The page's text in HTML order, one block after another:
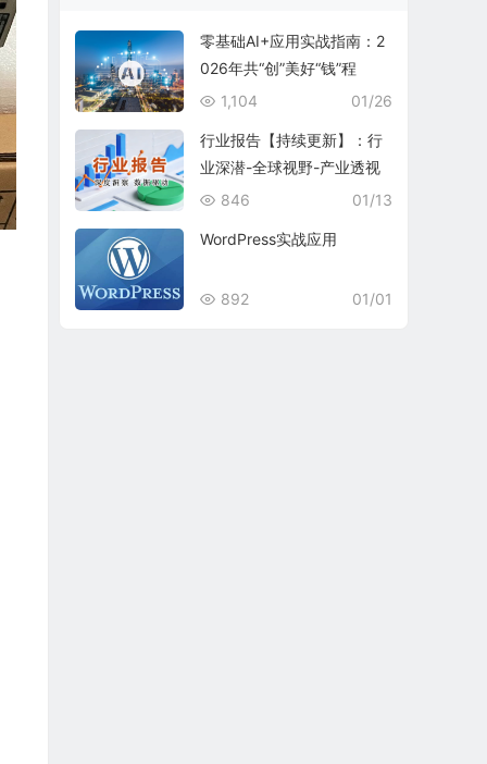
零基础AI+应用实战指南：2
026年共“创”美好“钱”程
01/26
1,104
行业报告【持续更新】：行
业深潜-全球视野-产业透视
01/13
846
WordPress实战应用
01/01
892